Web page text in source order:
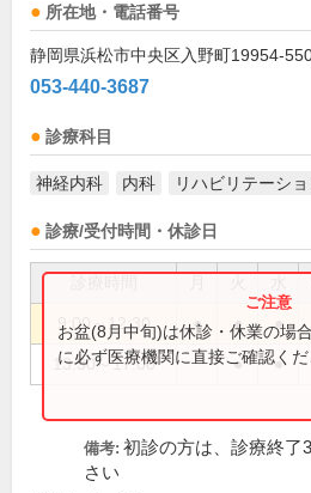
所在地・電話番号
静岡県浜松市中央区入野町19954-
053-440-3687
診療科目
神経内科 内科 リハビリテーシ
診療/受付時間・休診日
9:00～12:30 ● ● ●
13:30～17:00 ● ●
お盆(8月中旬)は休診・休業の場
に必ず医療機関に直接ご確認くだ
備考: 初診の方は、診療終了
さい